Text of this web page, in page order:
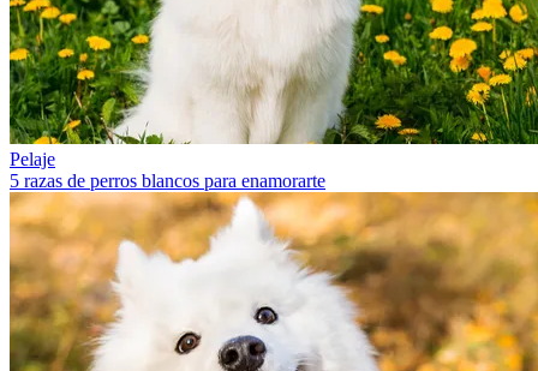
Pelaje
5 razas de perros blancos para enamorarte